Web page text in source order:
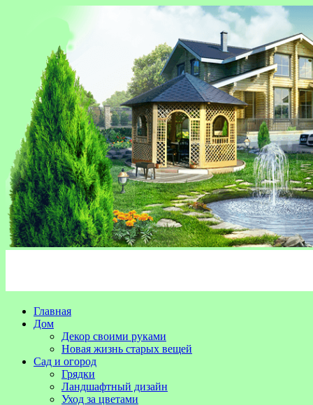
Главная
Дом
Декор своими руками
Новая жизнь старых вещей
Сад и огород
Грядки
Ландшафтный дизайн
Уход за цветами